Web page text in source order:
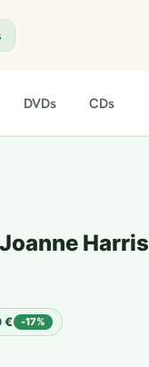
DVDs CDs
Harris
€ -17%